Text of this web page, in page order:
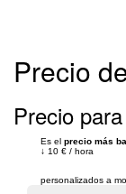
Precio
Precio
Es el precio más
↓ 10 € / hora
personalizados a